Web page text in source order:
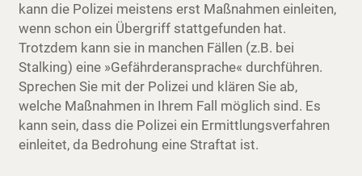
kann die Polizei meistens erst Maßnahmen einleiten,
wenn schon ein Übergriff stattgefunden hat.
Trotzdem kann sie in manchen Fällen (z.B. bei
Stalking) eine »Gefährderansprache« durchführen.
Sprechen Sie mit der Polizei und klären Sie ab,
welche Maßnahmen in Ihrem Fall möglich sind. Es
kann sein, dass die Polizei ein Ermittlungsverfahren
einleitet, da Bedrohung eine Straftat ist.